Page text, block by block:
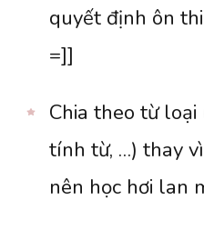
quyết định ôn
=]]
Chia theo từ
tính từ, …) thay
nên học hơi lan